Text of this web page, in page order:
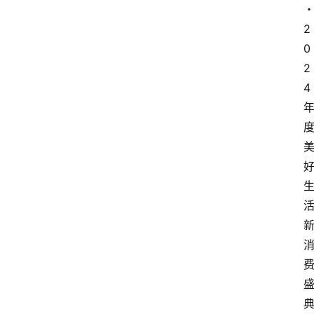
・
2
0
2
4
年
度
美
好
生
活
新
消
费
盛
典